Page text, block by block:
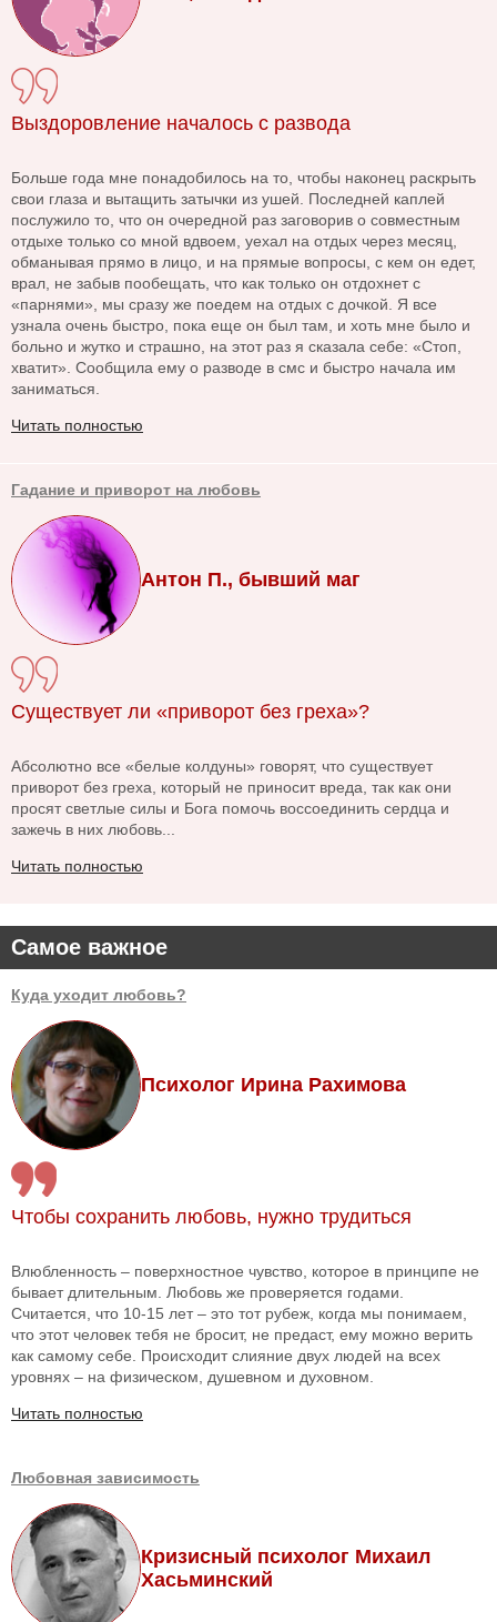
Самое важное
Куда уходит любовь?
Психолог Ирина Рахимова
Чтобы сохранить любовь, нужно трудиться
Влюбленность – поверхностное чувство, которое в принципе не
бывает длительным. Любовь же проверяется годами.
Считается, что 10-15 лет – это тот рубеж, когда мы понимаем,
что этот человек тебя не бросит, не предаст, ему можно верить
как самому себе. Происходит слияние двух людей на всех
уровнях – на физическом, душевном и духовном.
Читать полностью
Любовная зависимость
Кризисный психолог Михаил
Хасьминский
Выздоровление началось с развода
Больше года мне понадобилось на то, чтобы наконец раскрыть
свои глаза и вытащить затычки из ушей. Последней каплей
послужило то, что он очередной раз заговорив о совместным
отдыхе только со мной вдвоем, уехал на отдых через месяц,
обманывая прямо в лицо, и на прямые вопросы, с кем он едет,
врал, не забыв пообещать, что как только он отдохнет с
«парнями», мы сразу же поедем на отдых с дочкой. Я все
узнала очень быстро, пока еще он был там, и хоть мне было и
больно и жутко и страшно, на этот раз я сказала себе: «Стоп,
хватит». Сообщила ему о разводе в смс и быстро начала им
заниматься.
Читать полностью
Гадание и приворот на любовь
Антон П., бывший маг
Существует ли «приворот без греха»?
Абсолютно все «белые колдуны» говорят, что существует
приворот без греха, который не приносит вреда, так как они
просят светлые силы и Бога помочь воссоединить сердца и
зажечь в них любовь...
Читать полностью